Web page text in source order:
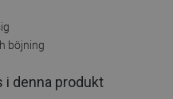
böjning
i denna produkt